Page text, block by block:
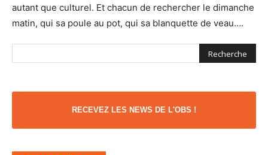
autant que culturel. Et chacun de rechercher le dimanche
matin, qui sa poule au pot, qui sa blanquette de veau….
RECEVEZ LES NEWS DE L'OBS !